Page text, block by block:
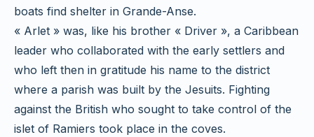
boats find shelter in Grande-Anse.
« Arlet » was, like his brother « Driver », a Caribbean
leader who collaborated with the early settlers and
who left then in gratitude his name to the district
where a parish was built by the Jesuits. Fighting
against the British who sought to take control of the
islet of Ramiers took place in the coves.